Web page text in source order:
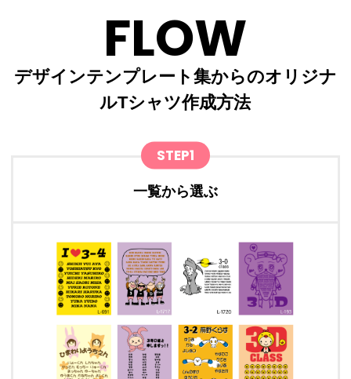
FLOW
デザインテンプレート集からのオリジナ
ルTシャツ作成方法
STEP1
一覧から選ぶ